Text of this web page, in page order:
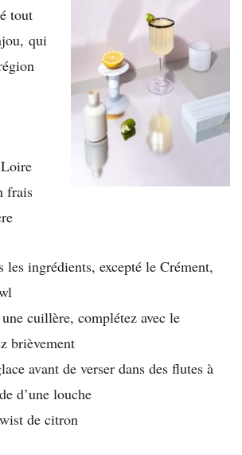
tout
qui
frais
les ingrédients, excepté le Crément,
cuillère, complétez avec le
brièvement
avant de verser dans des flutes à
d’une louche
de citron